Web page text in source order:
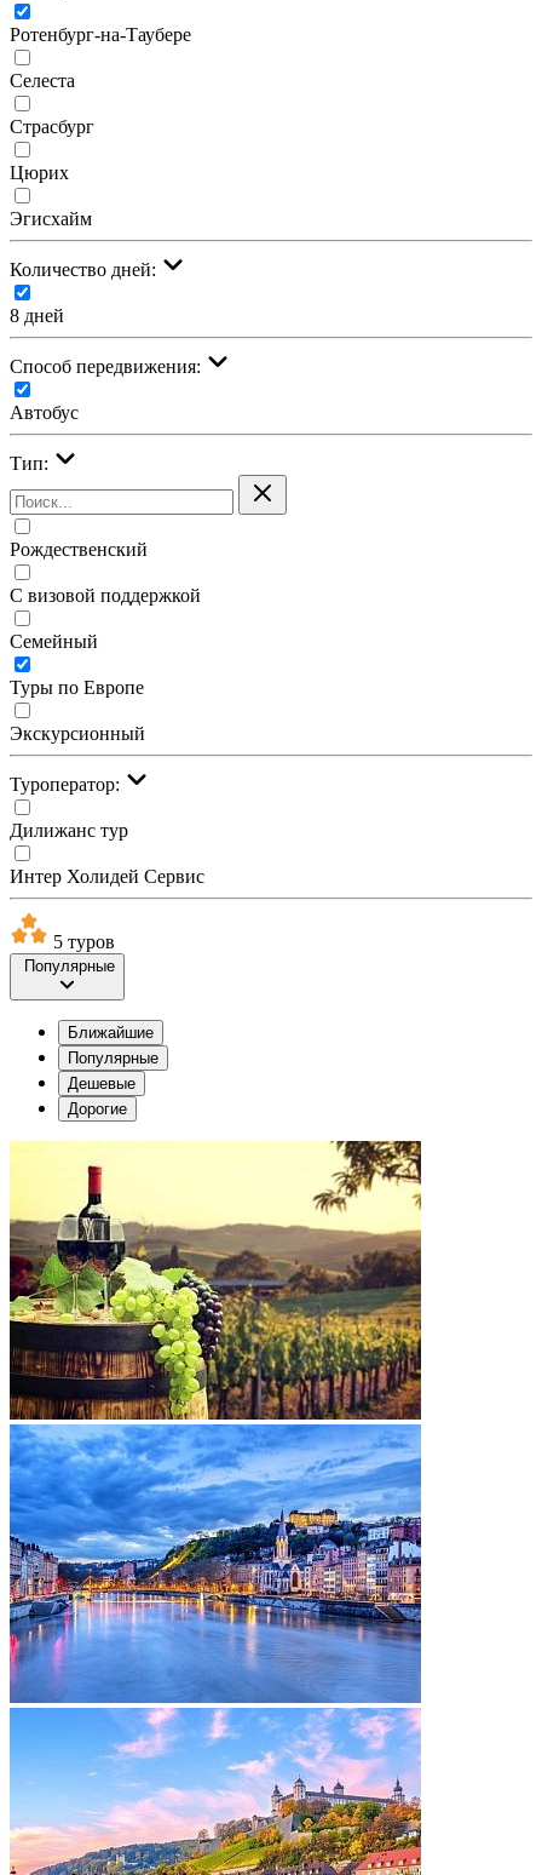
Ротенбург-на-Таубере
Селеста
Страсбург
Цюрих
Эгисхайм
Количество дней:
8 дней
Cпособ передвижения:
Автобус
Тип:
Рождественский
С визовой поддержкой
Семейный
Туры по Европе
Экскурсионный
Туроператор:
Дилижанс тур
Интер Холидей Сервис
5 туров
Популярные
Ближайшие
Популярные
Дешевые
Дорогие